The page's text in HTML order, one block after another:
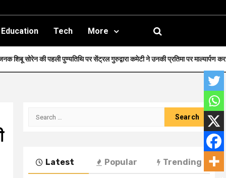
Education Tech More
पर सेंट्रल गुरुद्वारा कमेटी ने उनकी प्रतिमा पर माल्यार्पण कर श्रद्धा सुमन अर्पित किए.
Latest Popular Trending